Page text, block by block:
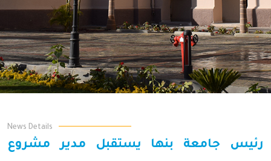
News Details
رئيس جامعة بنها يستقبل مدير مشروع